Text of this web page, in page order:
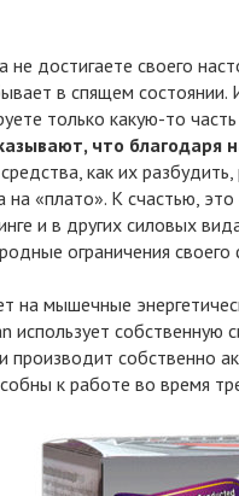
достигаете своего
в спящем
только какую-то
что
как их
на «плато». К счастью,
и в других силовых
ограничения своего
на мышечные
использует
производит собственно
к работе во время